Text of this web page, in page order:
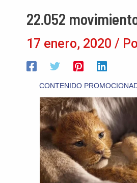
22.052
17 enero, 2020 /